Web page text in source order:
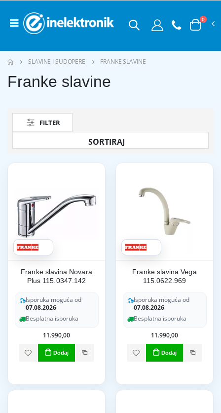
0
SLAVINE I SUDOPERE FRANKE SLAVINE
Franke slavine
FILTER
Franke slavina Novara
Plus 115.0347.142
Isporuka moguća od
07.08.2026
Besplatna isporuka
11.990,00
Dodaj
Franke slavina Vega
115.0622.969
Isporuka moguća od
07.08.2026
Besplatna isporuka
11.990,00
Dodaj